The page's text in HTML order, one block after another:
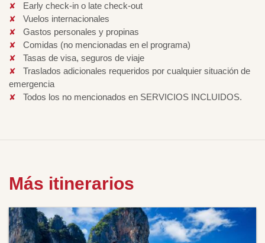
Early check-in o late check-out
Vuelos internacionales
Gastos personales y propinas
Comidas (no mencionadas en el programa)
Tasas de visa, seguros de viaje
Traslados adicionales requeridos por cualquier situación de
emergencia
Todos los no mencionados en SERVICIOS INCLUIDOS.
Más itinerarios